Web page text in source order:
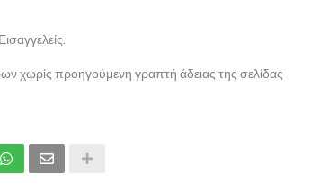
χωρίς προηγούμενη γραπτή άδειας της σελίδας